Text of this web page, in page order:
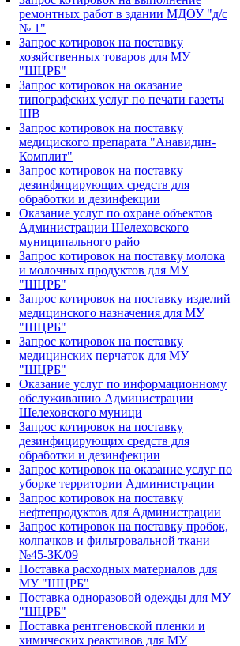
ремонтных работ в здании МДОУ "д/с
№ 1"
Запрос котировок на поставку
хозяйственных товаров для МУ
"ШЦРБ"
Запрос котировок на оказание
типографских услуг по печати газеты
ШВ
Запрос котировок на поставку
медициского препарата "Анавидин-
Комплит"
Запрос котировок на поставку
дезинфицирующих средств для
обработки и дезинфекции
Оказание услуг по охране объектов
Администрации Шелеховского
муниципального райо
Запрос котировок на поставку молока
и молочных продуктов для МУ
"ШЦРБ"
Запрос котировок на поставку изделий
медицинского назначения для МУ
"ШЦРБ"
Запрос котировок на поставку
медицинских перчаток для МУ
"ШЦРБ"
Оказание услуг по информационному
обслуживанию Администрации
Шелеховского муници
Запрос котировок на поставку
дезинфицирующих средств для
обработки и дезинфекции
Запрос котировок на оказание услуг по
уборке территории Администрации
Запрос котировок на поставку
нефтепродуктов для Администрации
Запрос котировок на поставку пробок,
колпачков и фильтровальной ткани
№45-ЗК/09
Поставка расходных материалов для
МУ "ШЦРБ"
Поставка одноразовой одежды для МУ
"ШЦРБ"
Поставка рентгеновской пленки и
химических реактивов для МУ